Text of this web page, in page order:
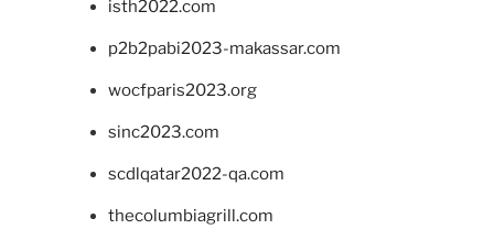
isth2022.com
p2b2pabi2023-makassar.com
wocfparis2023.org
sinc2023.com
scdlqatar2022-qa.com
thecolumbiagrill.com